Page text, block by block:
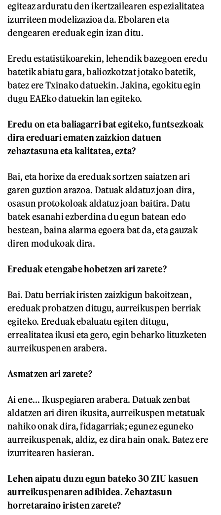
egiteaz arduratu den ikertzailearen espezialitatea
izurriteen modelizazioa da. Ebolaren eta
dengearen ereduak egin izan ditu.
Eredu estatistikoarekin, lehendik bazegoen eredu
batetik abiatu gara, baliozkotzat jotako batetik,
batez ere Txinako datuekin. Jakina, egokitu egin
dugu EAEko datuekin lan egiteko.
Eredu on eta baliagarri bat egiteko, funtsezkoak
dira ereduari ematen zaizkion datuen
zehaztasuna eta kalitatea, ezta?
Bai, eta horixe da ereduak sortzen saiatzen ari
garen guztion arazoa. Datuak aldatuz joan dira,
osasun protokoloak aldatuz joan baitira. Datu
batek esanahi ezberdina du egun batean edo
bestean, baina alarma egoera bat da, eta gauzak
diren modukoak dira.
Ereduak etengabe hobetzen ari zarete?
Bai. Datu berriak iristen zaizkigun bakoitzean,
ereduak probatzen ditugu, aurreikuspen berriak
egiteko. Ereduak ebaluatu egiten ditugu,
errealitatea ikusi eta gero, egin beharko lituzketen
aurreikuspenen arabera.
Asmatzen ari zarete?
Ai ene... Ikuspegiaren arabera. Datuak zenbat
aldatzen ari diren ikusita, aurreikuspen metatuak
nahiko onak dira, fidagarriak; egunez eguneko
aurreikuspenak, aldiz, ez dira hain onak. Batez ere
izurritearen hasieran.
Lehen aipatu duzu egun bateko 30 ZIU kasuen
aurreikuspenaren adibidea. Zehaztasun
horretaraino iristen zarete?